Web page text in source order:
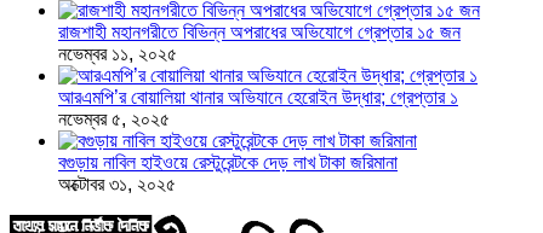
রাজশাহী মহানগরীতে বিভিন্ন অপরাধের অভিযোগে গ্রেপ্তার ১৫ জন
নভেম্বর ১১, ২০২৫
আরএমপি’র বোয়ালিয়া থানার অভিযানে হেরোইন উদ্ধার; গ্রেপ্তার ১
নভেম্বর ৫, ২০২৫
বগুড়ায় নাবিল হাইওয়ে রেস্টুরেন্টকে দেড় লাখ টাকা জরিমানা
অক্টোবর ৩১, ২০২৫